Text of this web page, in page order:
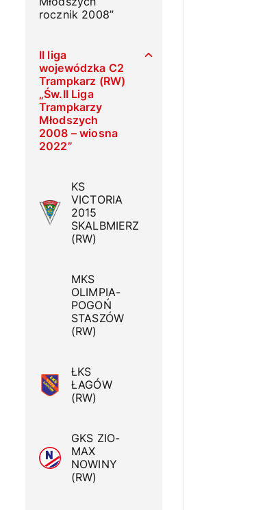
rocznik 2008”
II liga
wojewódzka C2
Trampkarz (RW)
„Św.II Liga
Trampkarzy
Młodszych
2008 – wiosna
2022”
KS
VICTORIA
2015
SKALBMIERZ
(RW)
MKS
OLIMPIA-
POGOŃ
STASZÓW
(RW)
ŁKS
ŁAGÓW
(RW)
GKS ZIO-
MAX
NOWINY
(RW)